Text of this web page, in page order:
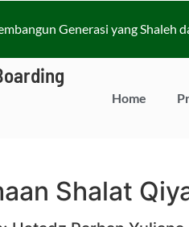
Generasi yang Shaleh
Home
Shalat